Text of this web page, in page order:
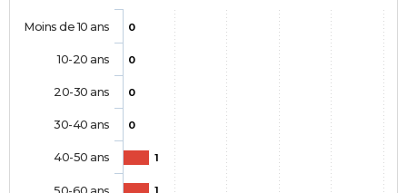
0
0
0
0
1
1
Moins de 10 ans
10-20 ans
20-30 ans
30-40 ans
40-50 ans